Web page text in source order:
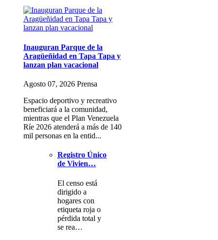
Inauguran Parque de la
Aragüeñidad en Tapa Tapa y
lanzan plan vacacional
Agosto 07, 2026 Prensa
Espacio deportivo y recreativo
beneficiará a la comunidad,
mientras que el Plan Venezuela
Ríe 2026 atenderá a más de 140
mil personas en la entid...
Registro Único
de Vivien…
El censo está
dirigido a
hogares con
etiqueta roja o
pérdida total y
se rea…